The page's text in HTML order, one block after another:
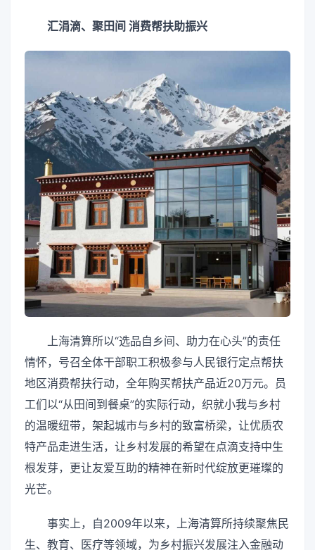
汇涓滴、聚田间 消费帮扶助振兴
上海清算所以“选品自乡间、助力在心头”的责任
情怀，号召全体干部职工积极参与人民银行定点帮扶
地区消费帮扶行动，全年购买帮扶产品近20万元。员
工们以“从田间到餐桌”的实际行动，织就小我与乡村
的温暖纽带，架起城市与乡村的致富桥梁，让优质农
特产品走进生活，让乡村发展的希望在点滴支持中生
根发芽，更让友爱互助的精神在新时代绽放更璀璨的
光芒。
事实上，自2009年以来，上海清算所持续聚焦民
生、教育、医疗等领域，为乡村振兴发展注入金融动